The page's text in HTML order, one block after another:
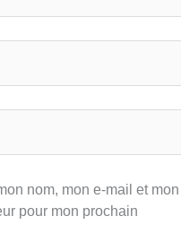
nom, mon e-mail et
pour mon prochain